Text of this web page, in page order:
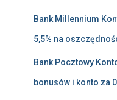
Bank Millennium
5,5% na
Bank Pocztowy
bonusów i konto za 0